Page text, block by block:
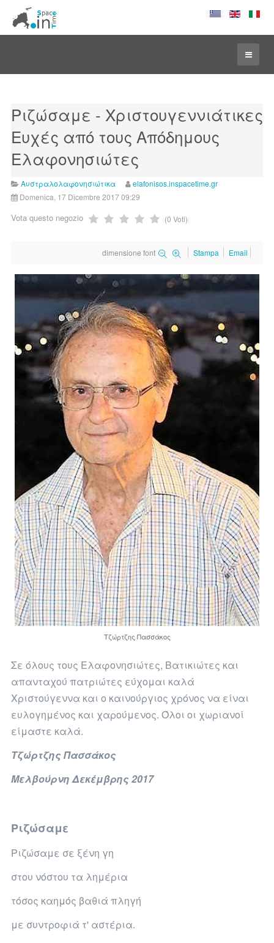
Ριζώσαμε - Χριστουγεννιάτικες
Ευχές από τους Aπόδημους
Ελαφονησιώτες
Αυστραλολαφονησιώτικα
elafonisos.inspacetime.gr
Domenica, 17 Dicembre 2017 09:29
Vota questo negozio (0 Voti)
dimensione font Stampa Email
Τζώρτζης Πασσάκος
Σε όλους τους Ελαφονησιώτες, Βατικιώτες και
απανταχού πατριώτες εύχομαι καλά
Χριστούγεννα και ο καινούργιος χρόνος να είναι
ευλογημένος και χαρούμενος. Όλοι οι χωριανοί
είμαστε καλά.
Τζώρτζης Πασσάκος
Μελβούρνη Δεκέμβρης 2017
Ριζώσαμε
Ριζώσαμε σε ξένη γη
στου νόστου τα λημέρια
τόσος καημός βαθιά πληγή
με συντροφιά τ' αστέρια.